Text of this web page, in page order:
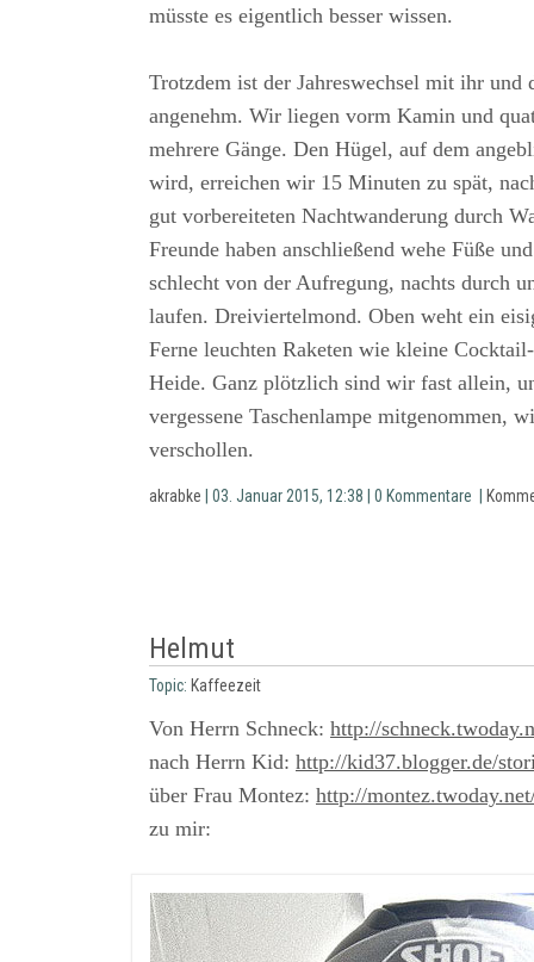
müsste es eigentlich besser wissen.
Trotzdem ist der Jahreswechsel mit ihr und
angenehm. Wir liegen vorm Kamin und
mehrere Gänge. Den Hügel, auf dem
wird, erreichen wir 15 Minuten zu spät,
gut vorbereiteten Nachtwanderung durch
Freunde haben anschließend wehe Füße
schlecht von der Aufregung, nachts durch
laufen. Dreiviertelmond. Oben weht ein
Ferne leuchten Raketen wie kleine
Heide. Ganz plötzlich sind wir fast allein,
vergessene Taschenlampe mitgenommen,
verschollen.
akrabke | 03. Januar 2015, 12:38 | 0 Kommentare |
Helmut
Topic: Kaffeezeit
Von Herrn Schneck: http://
nach Herrn Kid: http://kid37.blogger.de/
über Frau Montez: http://
zu mir: